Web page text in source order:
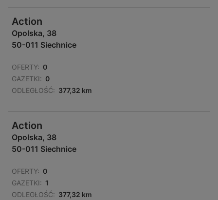
Action
Opolska, 38
50-011 Siechnice
OFERTY: 0
GAZETKI: 0
ODLEGŁOŚĆ: 377,32 km
Action
Opolska, 38
50-011 Siechnice
OFERTY: 0
GAZETKI: 1
ODLEGŁOŚĆ: 377,32 km